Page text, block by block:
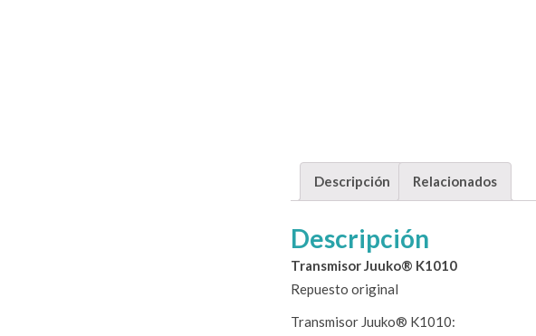
Descripción Relacionados
Descripción
Transmisor Juuko® K1010
Repuesto original
Transmisor Juuko® K1010: